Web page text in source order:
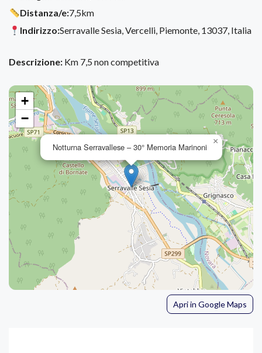
Distanza/e:7,5km
Indirizzo:Serravalle Sesia, Vercelli, Piemonte, 13037, Italia
Descrizione: Km 7,5 non competitiva
Notturna Serravallese – 30° Memoria Marinoni
×
+
−
Apri in Google Maps